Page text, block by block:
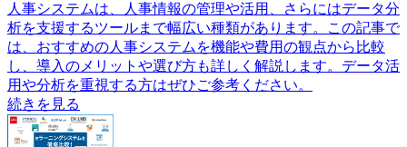
人事システムは、人事情報の管理や活用、さらにはデータ分
析を支援するツールまで幅広い種類があります。この記事で
は、おすすめの人事システムを機能や費用の観点から比較
し、導入のメリットや選び方も詳しく解説します。データ活
用や分析を重視する方はぜひご参考ください。
続きを見る